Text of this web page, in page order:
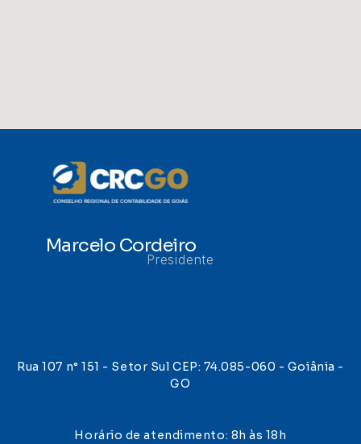
Marcelo Cordeiro
Presidente
Rua 107 n° 151 - Setor Sul CEP: 74.085-060 - Goiânia -
GO
Horário de atendimento: 8h às 18h